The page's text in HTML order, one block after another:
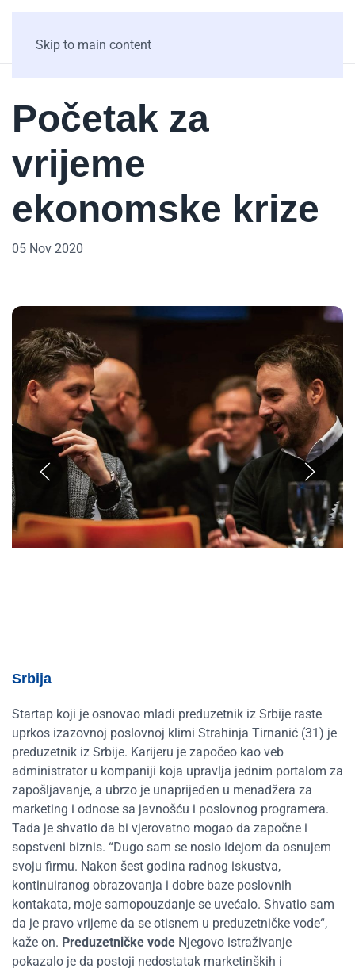
Skip to main content
Početak za
vrijeme
ekonomske krize
05 Nov 2020
Srbija
Startap koji je osnovao mladi preduzetnik iz Srbije raste
uprkos izazovnoj poslovnoj klimi Strahinja Tirnanić (31) je
preduzetnik iz Srbije. Karijeru je započeo kao veb
administrator u kompaniji koja upravlja jednim portalom za
zapošljavanje, a ubrzo je unaprijeđen u menadžera za
marketing i odnose sa javnošću i poslovnog programera.
Tada je shvatio da bi vjerovatno mogao da započne i
sopstveni biznis. “Dugo sam se nosio idejom da osnujem
svoju firmu. Nakon šest godina radnog iskustva,
kontinuiranog obrazovanja i dobre baze poslovnih
kontakata, moje samopouzdanje se uvećalo. Shvatio sam
da je pravo vrijeme da se otisnem u preduzetničke vode“,
kaže on. Preduzetničke vode Njegovo istraživanje
pokazalo je da postoji nedostatak marketinških i